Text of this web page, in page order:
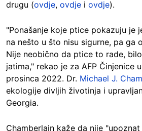
drugu (ovdje, ovdje i ovdje).
"Ponašanje koje ptice pokazuju je
na nešto u što nisu sigurne, pa ga
Nije neobično da ptice to rade,
jatima," rekao je za AFP Činjenice
prosinca 2022. Dr. Michael J.
ekologije divljih životinja i
Georgia.
Chamberlain kaže da nije